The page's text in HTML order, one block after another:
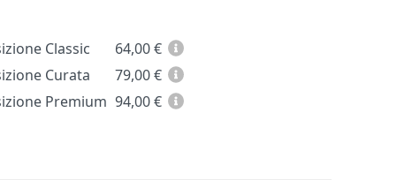
Classic 64,00€
Curata
79,00€
Premium 94,00€